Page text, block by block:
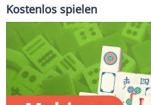
Kostenlos spielen